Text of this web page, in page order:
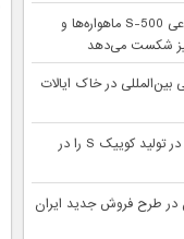
روسیه ادعا می‌کند سامانه دفاعی S-500 ماهواره‌ها و
شکست می‌دهد
در خاک ایالات
سایپا شرایط فروش مشارکت در تولید کوییک S را در
در طرح فروش جدید ایران